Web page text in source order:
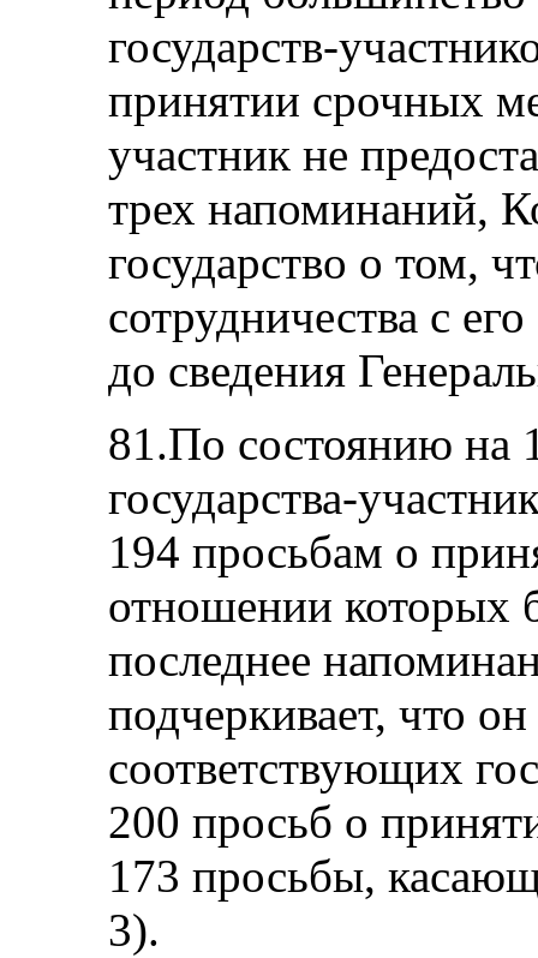
государств-
принятии срочных
участник не
трех напоминаний,
государство о том,
сотрудничества с
до сведения
81.По состоянию на
государства-
194 просьбам о
отношении которых
последнее
подчеркивает, что
соответствующих
200 просьб о
173 просьбы,
3).